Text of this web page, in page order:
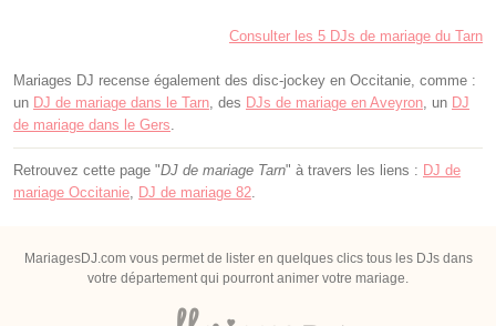
Consulter les 5 DJs de mariage du Tarn
Mariages DJ recense également des disc-jockey en Occitanie, comme :
un DJ de mariage dans le Tarn, des DJs de mariage en Aveyron, un DJ
de mariage dans le Gers.
Retrouvez cette page "DJ de mariage Tarn" à travers les liens : DJ de
mariage Occitanie, DJ de mariage 82.
MariagesDJ.com vous permet de lister en quelques clics tous les DJs dans
votre département qui pourront animer votre mariage.